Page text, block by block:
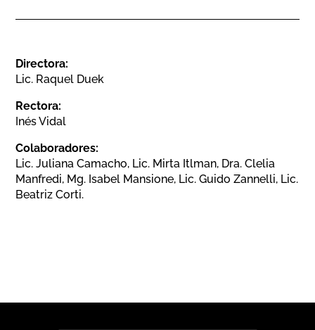
Directora:
Lic. Raquel Duek
Rectora:
Inés Vidal
Colaboradores:
Lic. Juliana Camacho, Lic. Mirta Itlman, Dra. Clelia
Manfredi, Mg. Isabel Mansione, Lic. Guido Zannelli, Lic.
Beatriz Corti.